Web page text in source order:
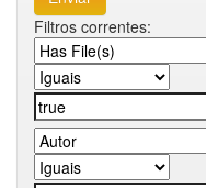
Filtros correntes: